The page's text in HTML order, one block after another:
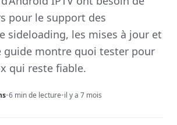
pour le support des
sideloading, les mises à jour et
guide montre quoi tester pour
qui reste fiable.
•6 min de lecture•il y a 7 mois